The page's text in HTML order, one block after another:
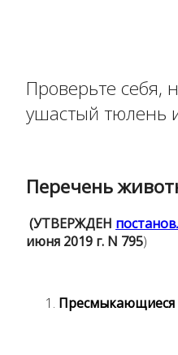
Проверьте себя,
ушастый тюлень
Перечень
(УТВЕРЖДЕН
июня 2019 г. N 795)
Пресмыкающиеся